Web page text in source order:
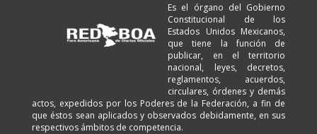
Es el órgano del Gobierno
Constitucional de los
Estados Unidos Mexicanos,
que tiene la función de
publicar, en el territorio
nacional, leyes, decretos,
reglamentos, acuerdos,
circulares, órdenes y demás
actos, expedidos por los Poderes de la Federación, a fin de
que éstos sean aplicados y observados debidamente, en sus
respectivos ámbitos de competencia.